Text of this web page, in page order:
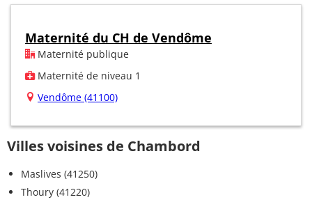
Maternité du CH de Vendôme
Maternité publique
Maternité de niveau 1
Vendôme (41100)
Villes voisines de Chambord
Maslives (41250)
Thoury (41220)